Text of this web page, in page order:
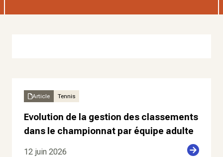
Article Tennis
Evolution de la gestion des classements
dans le championnat par équipe adulte
12 juin 2026